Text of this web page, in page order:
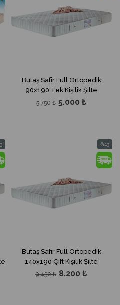
Butaş Safir Full Ortopedik
90x190 Tek Kişilik Şilte
5.000 ₺
5.750 ₺
Butaş Safir Full Ortopedik
140x190 Çift Kişilik Şilte
8.200 ₺
9.430 ₺
%13
İndirim